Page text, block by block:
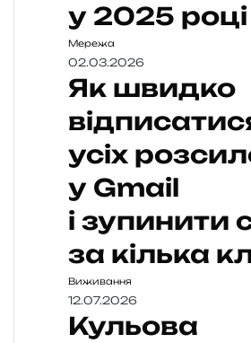
у 2025 році
Мережа
02.03.2026
Як швидко
усіх
у Gmail
і зупинити
за кілька
Виживання
12.07.2026
Кульова